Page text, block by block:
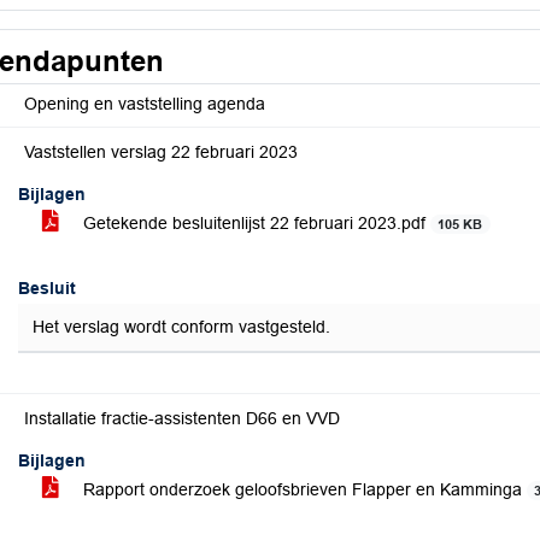
Opening en vaststelling agenda
Vaststellen verslag 22 februari 2023
Bijlagen
Getekende besluitenlijst 22 februari 2023.pdf
105 KB
Besluit
Het verslag wordt conform vastgesteld.
Installatie fractie-assistenten D66 en VVD
Bijlagen
Rapport onderzoek geloofsbrieven Flapper en Kamminga